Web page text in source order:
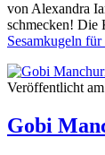
von Alexandra
schmecken! Die
Sesamkugeln
Veröffentlicht am
Gobi